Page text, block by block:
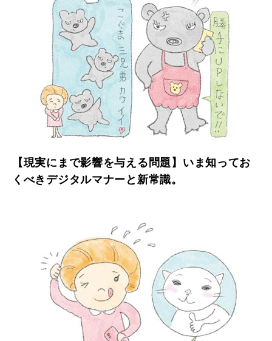
【現実にまで影響を与える問題】いま知ってお
くべきデジタルマナーと新常識。